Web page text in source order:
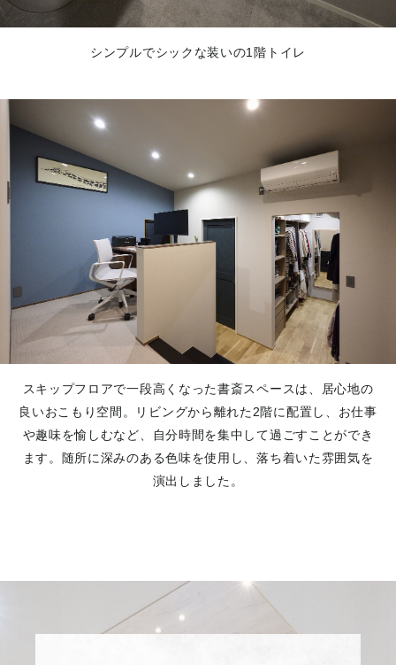
シンプルでシックな装いの1階トイレ
スキップフロアで一段高くなった書斎スペースは、居心地の
良いおこもり空間。リビングから離れた2階に配置し、お仕事
や趣味を愉しむなど、自分時間を集中して過ごすことができ
ます。随所に深みのある色味を使用し、落ち着いた雰囲気を
演出しました。